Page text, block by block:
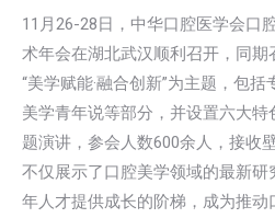
11月26-28日，中华口腔医学会口
术年会在湖北武汉顺利召开，同
“美学赋能·融合创新”为主题，包
美学青年说等部分，并设置六大
题演讲，参会人数600余人，接收
不仅展示了口腔美学领域的最新
年人才提供成长的阶梯，成为推